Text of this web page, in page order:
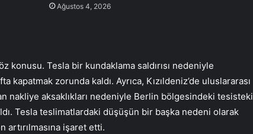
Ağustos 4, 2026
konusu. Tesla bir kundaklama saldırısı nedeniyle
kapatmak zorunda kaldı. Ayrıca, Kızıldeniz’de uluslararası
nakliye aksaklıkları nedeniyle Berlin bölgesindeki tesisteki
Tesla teslimatlardaki düşüşün bir başka nedeni olarak
işaret etti.